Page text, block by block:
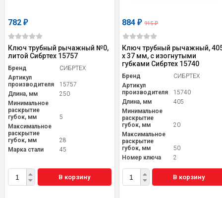
782 ₽
Ключ трубный рычажный №0,
литой Сибртех 15757
Бренд
СИБРТЕХ
Артикул
производителя
15757
Длина, мм
250
Минимальное
раскрытие
губок, мм
5
Максимальное
раскрытие
губок, мм
28
Марка стали
45
В корзину
884₽ 915₽
Ключ трубный рычажный,
х 37 мм, с изогнутыми
губками Сибртех 15740
Бренд
СИБРТЕХ
Артикул
производителя
15740
Длина, мм
405
Минимальное
раскрытие
губок, мм
20
Максимальное
раскрытие
губок, мм
50
Номер ключа
2
В корзину